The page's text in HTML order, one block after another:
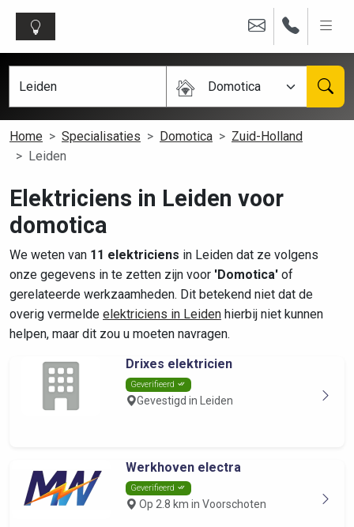
Domotica
Home Specialisaties Domotica
Zuid-Holland
Leiden
Elektriciens in Leiden voor
domotica
We weten van 11 elektriciens in Leiden dat ze volgens
onze gegevens in te zetten zijn voor 'Domotica' of
gerelateerde werkzaamheden. Dit betekend niet dat de
overig vermelde elektriciens in Leiden hierbij niet kunnen
helpen, maar dit zou u moeten navragen.
Drixes elektricien
Geverifieerd
Gevestigd in Leiden
Werkhoven electra
Geverifieerd
Op 2.8 km in Voorschoten